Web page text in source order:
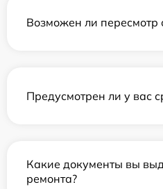
Возможен ли пересмотр
Предусмотрен ли у вас
Какие документы вы
ремонта?